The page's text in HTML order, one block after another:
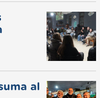
al